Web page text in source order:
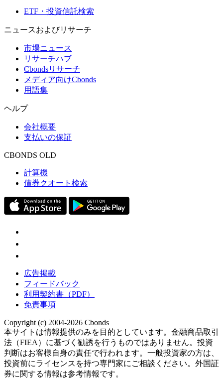
ETF・投資信託検索
ニュースおよびリサーチ
市場ニュース
リサーチハブ
Cbondsリサーチ
メディア向けCbonds
用語集
ヘルプ
会社概要
支払いの保証
CBONDS OLD
計算機
債券クオート検索
広告掲載
フィードバック
利用契約書（PDF）
免責事項
Copyright (c) 2004-2026 Cbonds
本サイトは情報提供のみを目的としています。金融商品取引
法（FIEA）に基づく勧誘を行うものではありません。投資
判断はお客様自身の責任で行われます。一般投資家の方は、
投資前にライセンスを持つ専門家にご相談ください。外国証
券に関する情報は参考情報です。